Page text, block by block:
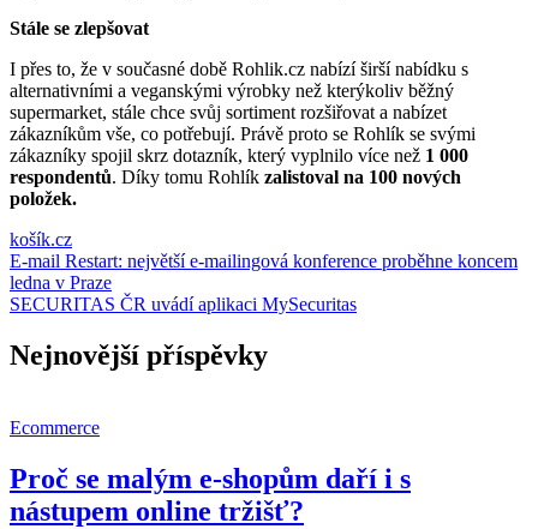
Stále se zlepšovat
I přes to, že v současné době Rohlik.cz nabízí širší nabídku s
alternativními a veganskými výrobky než kterýkoliv běžný
supermarket, stále chce svůj sortiment rozšiřovat a nabízet
zákazníkům vše, co potřebují. Právě proto se Rohlík se svými
zákazníky spojil skrz dotazník, který vyplnilo více než 1 000
respondentů. Díky tomu Rohlík zalistoval na 100 nových
položek.
košík.cz
Navigace
pro
E-mail Restart: největší e-mailingová konference proběhne koncem
ledna v Praze
SECURITAS ČR uvádí aplikaci MySecuritas
Nejnovější příspěvky
Ecommerce
Proč se malým e-shopům daří i s
nástupem online tržišť?